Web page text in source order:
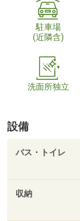
駐車場
(近隣含)
洗面所独立
設備
バス・トイレ
収納